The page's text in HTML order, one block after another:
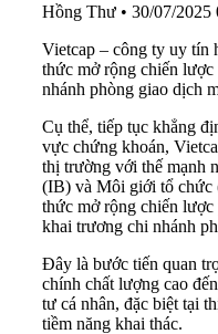
Hồng Thư • 30/07/2025
Vietcap – công ty uy tín
thức mở rộng chiến lược
nhánh phòng giao dịch
Cụ thể, tiếp tục khẳng
vực chứng khoán,
thị trường với thế mạnh
(IB) và Môi giới tổ chức
thức mở rộng chiến lược
khai trương chi nhánh
Đây là bước tiến quan
chính chất lượng cao
tư cá nhân, đặc biệt tại
tiềm năng khai thác.